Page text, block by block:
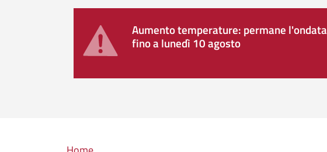
Aumento temperature: permane
fino a lunedì 10 agosto